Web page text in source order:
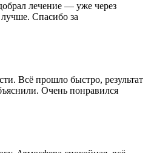
лечение — уже через
Спасибо за
Всё прошло быстро, результат
Очень понравился